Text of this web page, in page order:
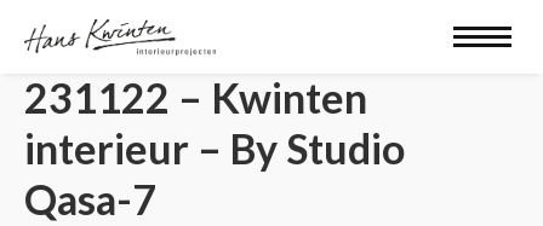
231122 – Kwinten
interieur – By Studio
Qasa-7